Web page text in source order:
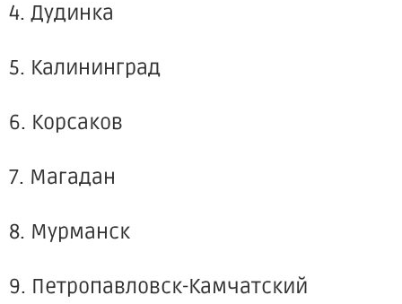
4. Дудинка
5. Калининград
6. Корсаков
7. Магадан
8. Мурманск
9. Петропавловск-Камчатский